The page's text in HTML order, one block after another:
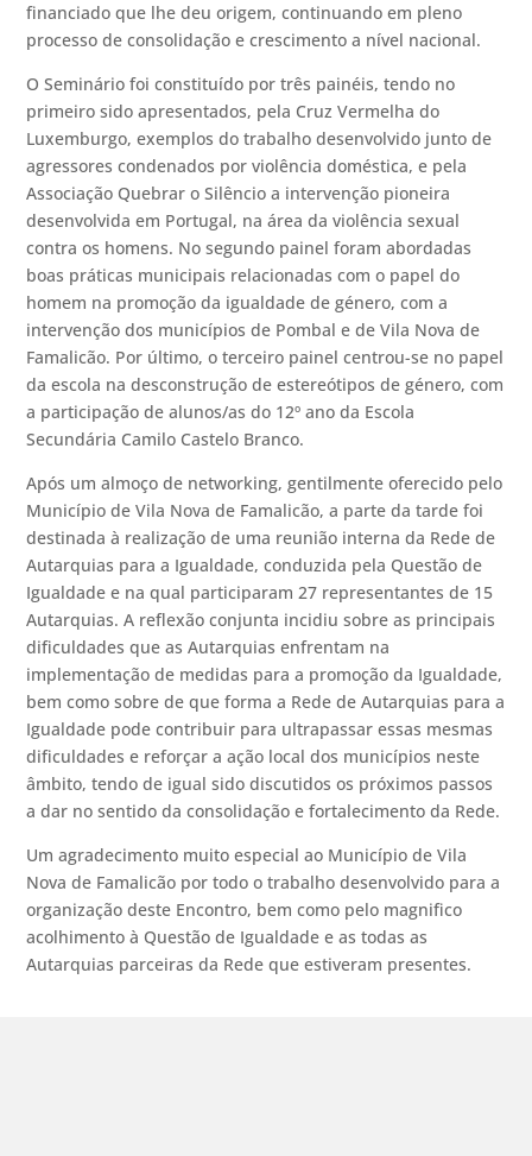
financiado que lhe deu origem, continuando em pleno
processo de consolidação e crescimento a nível nacional.
O Seminário foi constituído por três painéis, tendo no
primeiro sido apresentados, pela Cruz Vermelha do
Luxemburgo, exemplos do trabalho desenvolvido junto de
agressores condenados por violência doméstica, e pela
Associação Quebrar o Silêncio a intervenção pioneira
desenvolvida em Portugal, na área da violência sexual
contra os homens. No segundo painel foram abordadas
boas práticas municipais relacionadas com o papel do
homem na promoção da igualdade de género, com a
intervenção dos municípios de Pombal e de Vila Nova de
Famalicão. Por último, o terceiro painel centrou-se no papel
da escola na desconstrução de estereótipos de género, com
a participação de alunos/as do 12º ano da Escola
Secundária Camilo Castelo Branco.
Após um almoço de networking, gentilmente oferecido pelo
Município de Vila Nova de Famalicão, a parte da tarde foi
destinada à realização de uma reunião interna da Rede de
Autarquias para a Igualdade, conduzida pela Questão de
Igualdade e na qual participaram 27 representantes de 15
Autarquias. A reflexão conjunta incidiu sobre as principais
dificuldades que as Autarquias enfrentam na
implementação de medidas para a promoção da Igualdade,
bem como sobre de que forma a Rede de Autarquias para a
Igualdade pode contribuir para ultrapassar essas mesmas
dificuldades e reforçar a ação local dos municípios neste
âmbito, tendo de igual sido discutidos os próximos passos
a dar no sentido da consolidação e fortalecimento da Rede.
Um agradecimento muito especial ao Município de Vila
Nova de Famalicão por todo o trabalho desenvolvido para a
organização deste Encontro, bem como pelo magnifico
acolhimento à Questão de Igualdade e as todas as
Autarquias parceiras da Rede que estiveram presentes.